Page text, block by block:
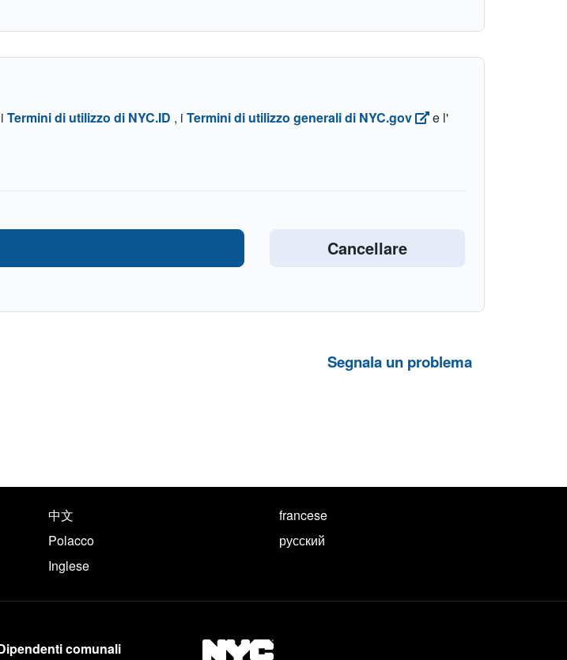
Termini di utilizzo di NYC.ID , i Termini di utilizzo generali di NYC.gov
e l'
Segnala un problema
中文
francese
Polacco
русский
Inglese
comunali